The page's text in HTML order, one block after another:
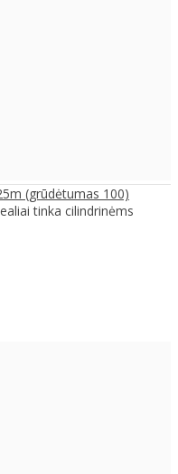
(grūdėtumas 100)
tinka cilindrinėms